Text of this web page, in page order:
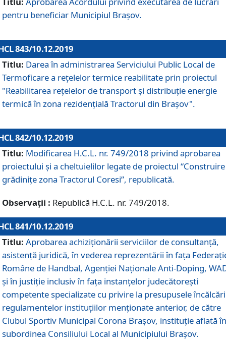
pentru beneficiar Municipiul Brașov.
843/10.12.2019
Titlu: Darea în administrarea Serviciului Public Local de
Termoficare a rețelelor termice reabilitate prin proiectul
"Reabilitarea reţelelor de transport şi distribuţie energie
termică în zona rezidenţială Tractorul din Braşov".
842/10.12.2019
Titlu: Modificarea H.C.L. nr. 749/2018 privind aprobarea
proiectului și a cheltuielilor legate de proiectul “Construire
grădinițe zona Tractorul Coresi”, republicată.
Observații : Republică H.C.L. nr. 749/2018.
841/10.12.2019
Titlu: Aprobarea achiziționării serviciilor de consultanță,
asistență juridică, în vederea reprezentării în fața
Române de Handbal, Agenției Naționale Anti-Doping,
și în justiție inclusiv în fața instanțelor judecătorești
competente specializate cu privire la presupusele
regulamentelor instituțiilor menționate anterior, de către
Clubul Sportiv Municipal Corona Braşov, instituție aflată în
subordinea Consiliului Local al Municipiului Brașov.